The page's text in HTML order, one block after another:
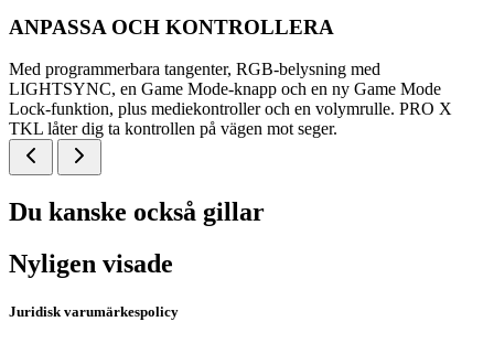
ANPASSA OCH KONTROLLERA
Med programmerbara tangenter, RGB-belysning med
LIGHTSYNC, en Game Mode-knapp och en ny Game Mode
Lock-funktion, plus mediekontroller och en volymrulle. PRO X
TKL låter dig ta kontrollen på vägen mot seger.
Du kanske också gillar
Nyligen visade
Juridisk varumärkespolicy